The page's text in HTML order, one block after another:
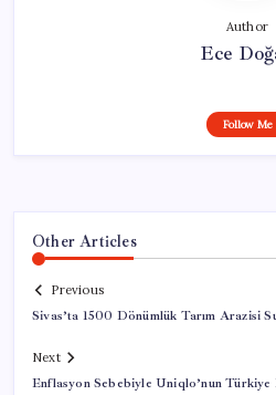
Author
Ece
Follow Me
Other Articles
Previous
Sivas’ta 1500 Dönümlük Tarım Arazisi
Next
Enflasyon Sebebiyle Uniqlo’nun Türkiye